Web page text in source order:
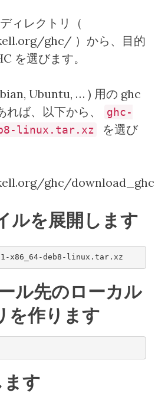
ィレクトリ（
ghc/ ）から、目的
を選びます。
Ubuntu, … ) 用の ghc
ば、以下から、
ghc-
linux.tar.xz
を選び
ghc/
ルを展開します
x86_64-deb8-linux.tar.xz
ル先のローカル
を作ります
ます